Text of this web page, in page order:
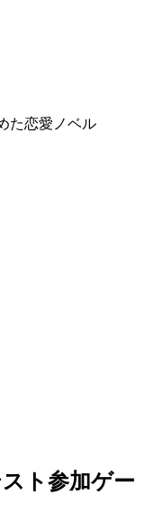
た恋愛ノベル
ト参加ゲー